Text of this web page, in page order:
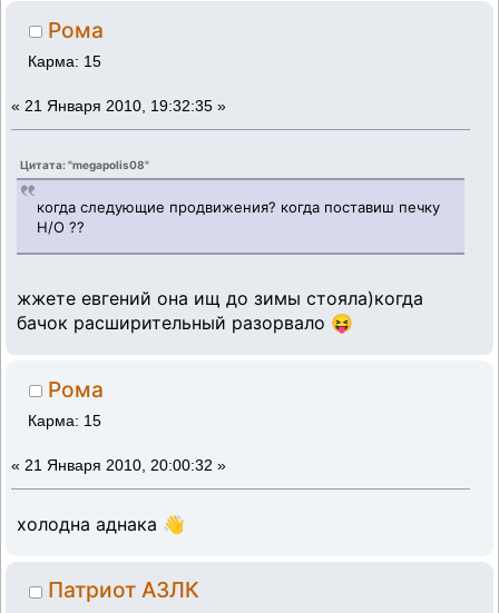
Рома
Карма: 15
« 21 Января 2010, 19:32:35 »
Цитата: "megapolis08"
когда следующие продвижения? когда поставиш печку
Н/О ??
жжете евгений она ищ до зимы стояла)когда
бачок расширительный разорвало 😝
Рома
Карма: 15
« 21 Января 2010, 20:00:32 »
холодна аднака 👋
Патриот АЗЛК